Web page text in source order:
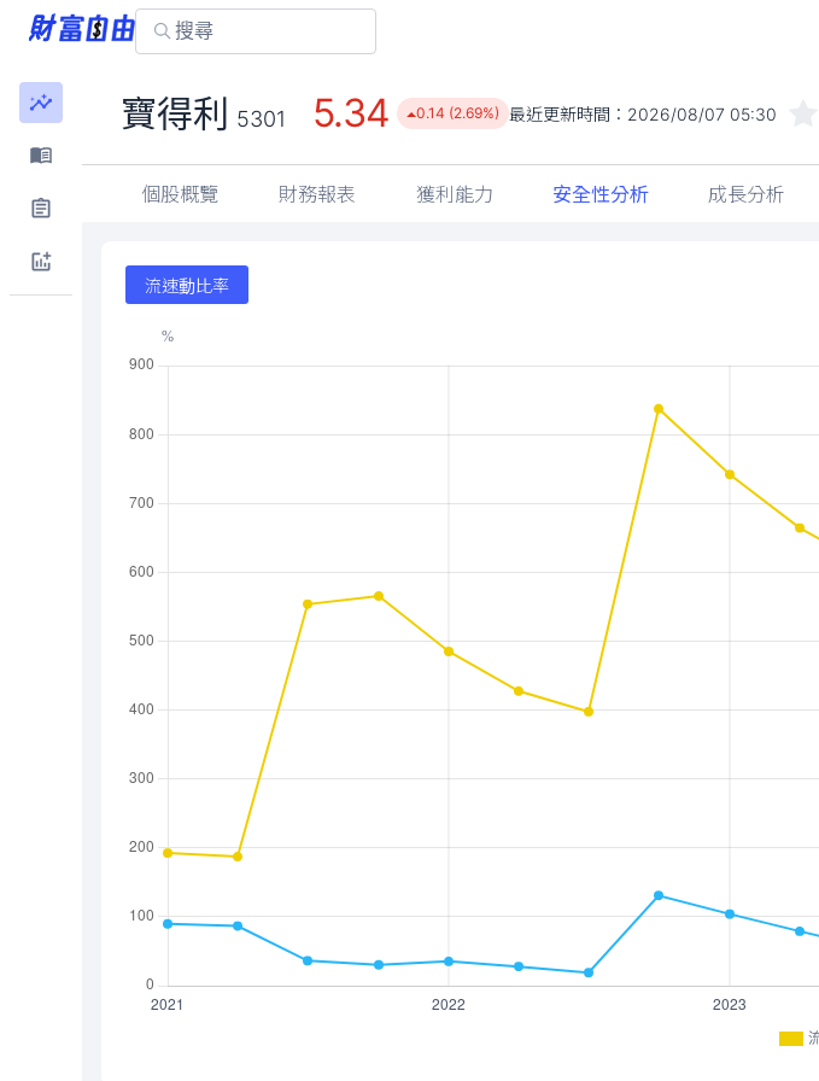
寶得利 5301 5.34 0.14 (2.69%) 最近更新時間： 2026/08/07 05:30
個股概覽 財務報表 獲利能力 安全性分析 成長分析
流速動比率